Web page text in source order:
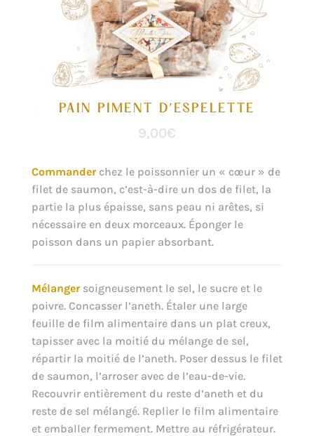
PAIN PIMENT D’ESPELETTE
9,00€
Commanderchez le poissonnier un « cœur » de
filet de saumon, c’est-à-dire un dos de filet, la
partie la plus épaisse, sans peau ni arêtes, si
nécessaire en deux morceaux. Éponger le
poisson dans un papier absorbant.
Mélangersoigneusement le sel, le sucre et le
poivre. Concasser l’aneth. Étaler une large
feuille de film alimentaire dans un plat creux,
tapisser avec la moitié du mélange de sel,
répartir la moitié de l’aneth. Poser dessus le filet
de saumon, l’arroser avec de l’eau-de-vie.
Recouvrir entièrement du reste d’aneth et du
reste de sel mélangé. Replier le film alimentaire
et emballer fermement. Mettre au réfrigérateur.